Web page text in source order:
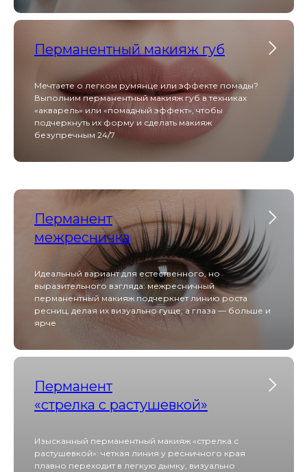
Перманентный макияж губ
Мечтаете о легком румянце или эффекте помады?
Выполним перманентный макияж губ в техниках
«акварель» или «помадный эффект», чтобы
подчеркнуть их форму и сделать макияж
безупречным 24/7
Перманент
межресничка
Идеальный вариант для естественного, но
выразительного взгляда: межресничный
перманентный макияж подчеркнет линию роста
ресниц, делая их визуально гуще, а глаза — больше и
ярче
Перманент
«стрелка с растушевкой»
Изысканный перманентный макияж «стрелка с
растушевкой»: четкая линия у ресничного края
плавно переходит в легкую дымку, визуально